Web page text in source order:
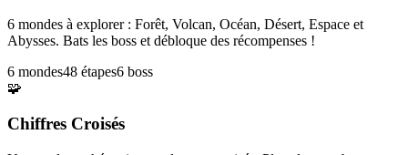
6 mondes à explorer : Forêt, Volcan, Océan, Désert, Espace et
Abysses. Bats les boss et débloque des récompenses !
6 mondes48 étapes6 boss
🧩
Chiffres Croisés